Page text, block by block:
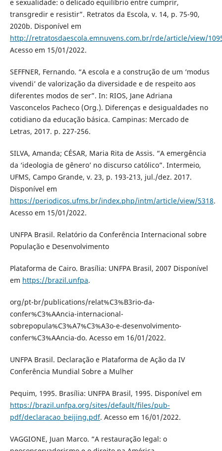
e sexualidade: o delicado equilíbrio entre cumprir,
transgredir e resistir”. Retratos da Escola, v. 14, p. 75-90,
2020b. Disponível em
http://retratosdaescola.emnuvens.com.br/rde/article/view/
Acesso em 15/01/2022.
SEFFNER, Fernando. “A escola e a construção de um ‘modus
vivendi’ de valorização da diversidade e de respeito aos
diferentes modos de ser”. In: RIOS, Jane Adriana
Vasconcelos Pacheco (Org.). Diferenças e desigualdades no
cotidiano da educação básica. Campinas: Mercado de
Letras, 2017. p. 227-256.
SILVA, Amanda; CÉSAR, Maria Rita de Assis. “A emergência
da ‘ideologia de gênero’ no discurso católico”. Intermeio,
UFMS, Campo Grande, v. 23, p. 193-213, jul./dez. 2017.
Disponível em
https://periodicos.ufms.br/index.php/intm/article/view/5318.
Acesso em 15/01/2022.
UNFPA Brasil. Relatório da Conferência Internacional sobre
População e Desenvolvimento
Plataforma de Cairo. Brasília: UNFPA Brasil, 2007 Disponível
em https://brazil.unfpa.
org/pt-br/publications/relat%C3%B3rio-da-
confer%C3%AAncia-internacional-
sobrepopula%C3%A7%C3%A3o-e-desenvolvimento-
confer%C3%AAncia-do. Acesso em 16/01/2022.
UNFPA Brasil. Declaração e Plataforma de Ação da IV
Conferência Mundial Sobre a Mulher
Pequim, 1995. Brasília: UNFPA Brasil, 1995. Disponível em
https://brazil.unfpa.org/sites/default/files/pub-
pdf/declaracao_beijing.pdf. Acesso em 16/01/2022.
VAGGIONE, Juan Marco. “A restauração legal: o